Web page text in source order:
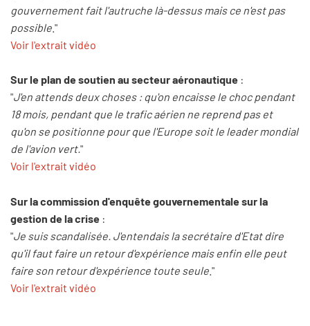
gouvernement fait l'autruche là-dessus mais ce n'est pas
possible ."
Voir l'extrait vidéo
Sur le plan de soutien au secteur aéronautique :
"J'en attends deux choses : qu'on encaisse le choc pendant
18 mois, pendant que le trafic aérien ne reprend pas et
qu'on se positionne pour que l'Europe soit le leader mondial
de l'avion vert."
Voir l'extrait vidéo
Sur la commission d'enquête gouvernementale sur la
gestion de la crise :
"Je suis scandalisée. J'entendais la secrétaire d'Etat dire
qu'il faut faire un retour d'expérience mais enfin elle peut
faire son retour d'expérience toute seule ."
Voir l'extrait vidéo